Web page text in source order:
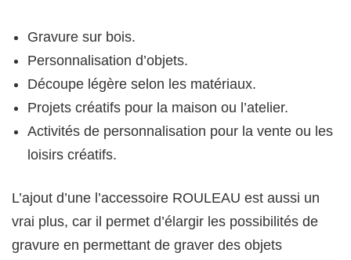
Gravure sur bois.
Personnalisation d’objets.
Découpe légère selon les matériaux.
Projets créatifs pour la maison ou l’atelier.
Activités de personnalisation pour la vente ou les
loisirs créatifs.
L’ajout d’une l’accessoire ROULEAU est aussi un
vrai plus, car il permet d’élargir les possibilités de
gravure en permettant de graver des objets